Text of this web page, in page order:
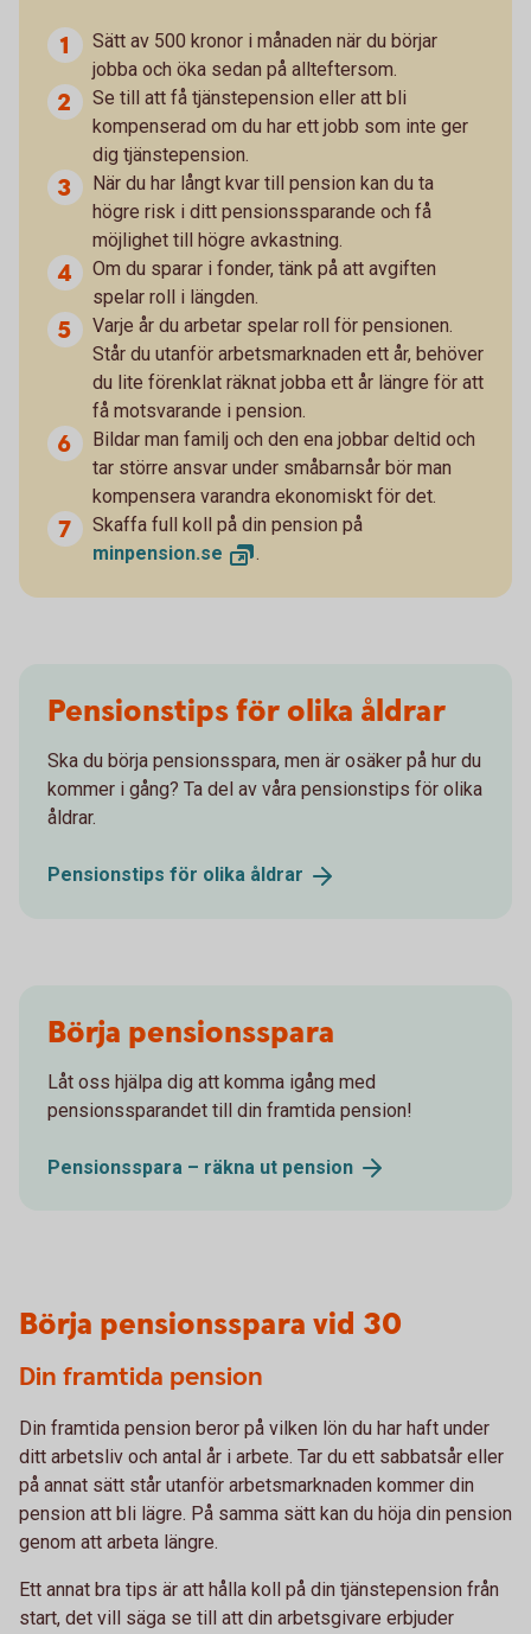
Sätt av 500 kronor i månaden när du börjar
jobba och öka sedan på allteftersom.
Se till att få tjänstepension eller att bli
kompenserad om du har ett jobb som inte ger
dig tjänstepension.
När du har långt kvar till pension kan du ta
högre risk i ditt pensionssparande och få
möjlighet till högre avkastning.
Om du sparar i fonder, tänk på att avgiften
spelar roll i längden.
Varje år du arbetar spelar roll för pensionen.
Står du utanför arbetsmarknaden ett år, behöver
du lite förenklat räknat jobba ett år längre för att
få motsvarande i pension.
Bildar man familj och den ena jobbar deltid och
tar större ansvar under småbarnsår bör man
kompensera varandra ekonomiskt för det.
Skaffa full koll på din pension på
minpension.se .
Pensionstips för olika åldrar
Ska du börja pensionsspara, men är osäker på hur du
kommer i gång? Ta del av våra pensionstips för olika
åldrar.
Pensionstips för olika åldrar
Börja pensionsspara
Låt oss hjälpa dig att komma igång med
pensionssparandet till din framtida pension!
Pensionsspara – räkna ut pension
Börja pensionsspara vid 30
Din framtida pension
Din framtida pension beror på vilken lön du har haft under
ditt arbetsliv och antal år i arbete. Tar du ett sabbatsår eller
på annat sätt står utanför arbetsmarknaden kommer din
pension att bli lägre. På samma sätt kan du höja din pension
genom att arbeta längre.
Ett annat bra tips är att hålla koll på din tjänstepension från
start, det vill säga se till att din arbetsgivare erbjuder